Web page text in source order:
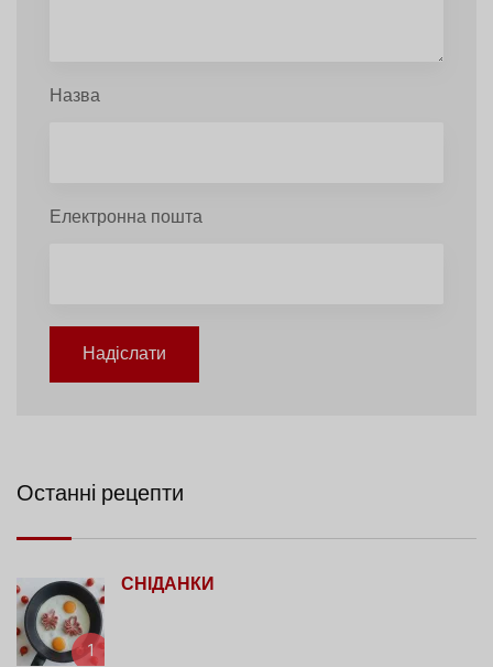
Назва
Електронна пошта
Надіслати
Останні рецепти
1
СНІДАНКИ